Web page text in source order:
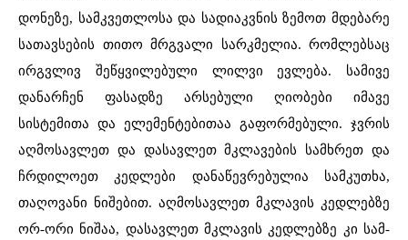
დონეზე, სამკვეთლოსა და სადიაკვნის ზემოთ მდებარე
სათავსების თითო მრგვალი სარკმელია. რომლებსაც
ირგვლივ შეწყვილებული ლილვი ევლება. სამივე
დანარჩენ ფასადზე არსებული ღიობები იმავე
სისტემითა და ელემენტებითაა გაფორმებული. ჯვრის
აღმოსავლეთ და დასავლეთ მკლავების სამხრეთ და
ჩრდილოეთ კედლები დანაწევრებულია სამკუთხა,
თაღოვანი ნიშებით. აღმოსავლეთ მკლავის კედლებზე
ორ-ორი ნიშაა, დასავლეთ მკლავის კედლებზე კი სამ-